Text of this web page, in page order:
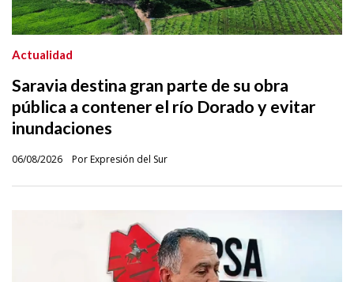
Saravia destina gran parte de su obra
pública a contener el río Dorado y evitar
inundaciones
Por Expresión del Sur
Actualidad
06/08/2026